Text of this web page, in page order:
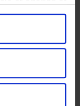
“Do Not
footer of
and each
terms
see